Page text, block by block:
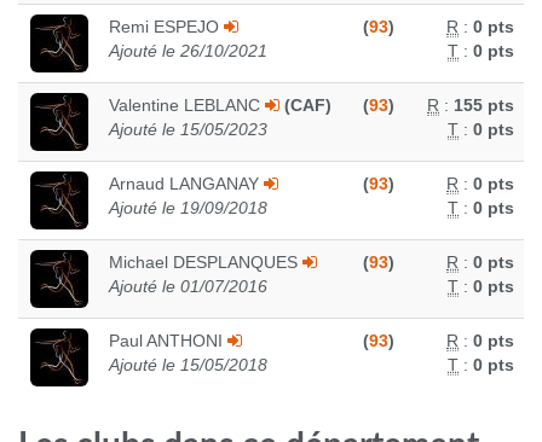
Remi ESPEJO
Ajouté le 26/10/2021
(93) R : 0 pts
T : 0 pts
Valentine LEBLANC
(CAF)
Ajouté le 15/05/2023
(93) R : 155 pts
T : 0 pts
Arnaud LANGANAY
Ajouté le 19/09/2018
(93) R : 0 pts
T : 0 pts
Michael DESPLANQUES
Ajouté le 01/07/2016
(93) R : 0 pts
T : 0 pts
Paul ANTHONI
Ajouté le 15/05/2018
(93) R : 0 pts
T : 0 pts